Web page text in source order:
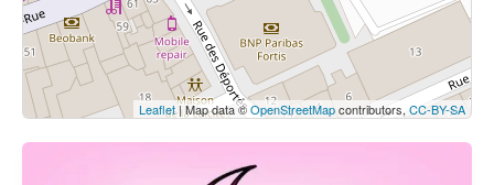
Leaflet| Map data ©OpenStreetMapcontributors, CC-BY-SA